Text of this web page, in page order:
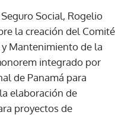
Social, Rogelio
la creación del Comité
Mantenimiento de la
integrado por
de Panamá para
elaboración de
proyectos de